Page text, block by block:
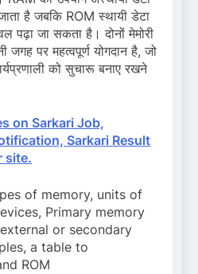
है जबकि ROM स्थायी डेटा
पढ़ा जा सकता है। दोनों मेमोरी
जगह पर महत्वपूर्ण योगदान है, जो
को सुचारू बनाए रखने
on Sarkari Job,
Sarkari Result
site.
of memory, units of
Primary memory
or secondary
a table to
ROM